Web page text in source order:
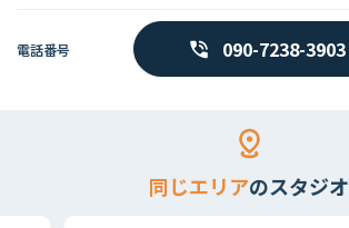
電話番号 090-7238-3903
同じエリアのスタジオ